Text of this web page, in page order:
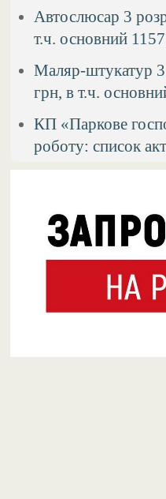
Автослюсар 3
т.ч. основний
Маляр-штукатур
грн, в т.ч.
КП «Паркове
роботу: список